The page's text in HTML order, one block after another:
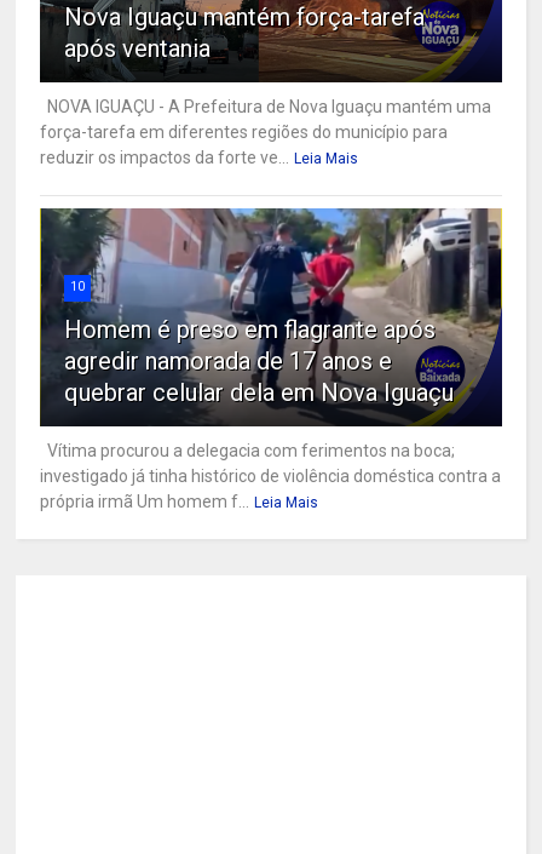
Nova Iguaçu mantém força-tarefa
após ventania
NOVA IGUAÇU - A Prefeitura de Nova Iguaçu mantém uma
força-tarefa em diferentes regiões do município para
reduzir os impactos da forte ve...
Leia Mais
10
Homem é preso em flagrante após
agredir namorada de 17 anos e
quebrar celular dela em Nova Iguaçu
Vítima procurou a delegacia com ferimentos na boca;
investigado já tinha histórico de violência doméstica contra a
própria irmã Um homem f...
Leia Mais